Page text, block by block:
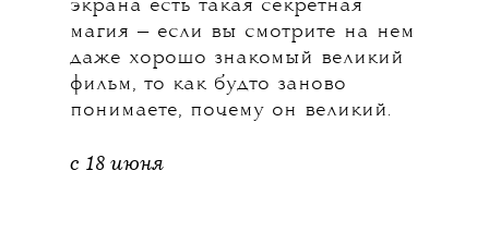
экрана есть такая секретная
магия — если вы смотрите на нем
даже хорошо знакомый великий
фильм, то как будто заново
понимаете, почему он великий.
с 18 июня